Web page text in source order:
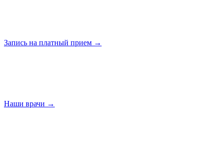
Запись на платный прием →
Наши врачи →